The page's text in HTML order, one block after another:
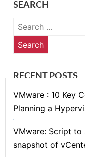
SEARCH
Search
for:
RECENT POSTS
VMware : 10 Key
Planning a
VMware: Script
snapshot of